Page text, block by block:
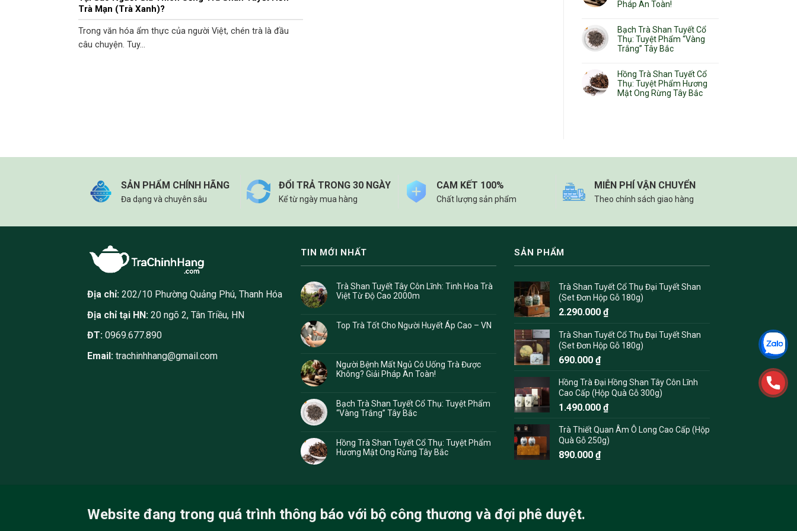
Trà Mạn (Trà Xanh)?
Trong văn hóa ẩm thực của người Việt, chén trà là đầu
câu chuyện. Tuy...
Pháp An Toàn!
Bạch Trà Shan Tuyết Cổ
Thụ: Tuyệt Phẩm “Vàng
Trắng” Tây Bắc
Hồng Trà Shan Tuyết Cổ
Thụ: Tuyệt Phẩm Hương
Mật Ong Rừng Tây Bắc
SẢN PHẨM CHÍNH HÃNG
Đa dạng và chuyên sâu
ĐỔI TRẢ TRONG 30 NGÀY
Kể từ ngày mua hàng
CAM KẾT 100%
Chất lượng sản phẩm
MIỄN PHÍ VẬN CHUYỂN
Theo chính sách giao hàng
Địa chỉ: 202/10 Phường Quảng Phú, Thanh Hóa
Địa chỉ tại HN: 20 ngõ 2, Tân Triều, HN
ĐT: 0969.677.890
Email: trachinhhang@gmail.com
TIN MỚI NHẤT
Trà Shan Tuyết Tây Côn Lĩnh: Tinh Hoa Trà
Việt Từ Độ Cao 2000m
Top Trà Tốt Cho Người Huyết Áp Cao – VN
Người Bệnh Mất Ngủ Có Uống Trà Được
Không? Giải Pháp An Toàn!
Bạch Trà Shan Tuyết Cổ Thụ: Tuyệt Phẩm
“Vàng Trắng” Tây Bắc
Hồng Trà Shan Tuyết Cổ Thụ: Tuyệt Phẩm
Hương Mật Ong Rừng Tây Bắc
SẢN PHẨM
Trà Shan Tuyết Cổ Thụ Đại Tuyết Shan
(Set Đơn Hộp Gỗ 180g)
2.290.000 ₫
Trà Shan Tuyết Cổ Thụ Đại Tuyết Shan
(Set Đơn Hộp Gỗ 180g)
690.000 ₫
Hồng Trà Đại Hồng Shan Tây Côn Lĩnh
Cao Cấp (Hộp Quà Gỗ 300g)
1.490.000 ₫
Trà Thiết Quan Âm Ô Long Cao Cấp (Hộp
Quà Gỗ 250g)
890.000 ₫
Website đang trong quá trình thông báo với bộ công thương và đợi phê duyệt.